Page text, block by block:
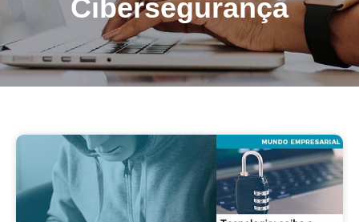
Cibersegurança